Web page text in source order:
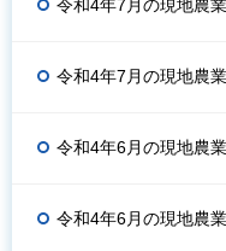
令和4年7月の現地農
令和4年7月の現地農
令和4年6月の現地農
令和4年6月の現地農